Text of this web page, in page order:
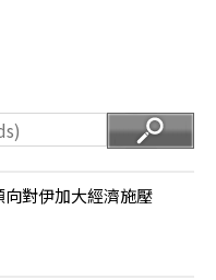
對伊加大經濟施壓